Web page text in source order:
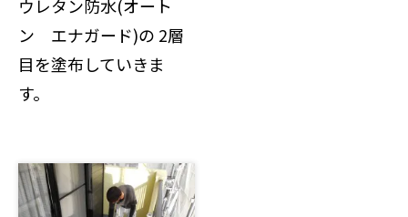
ウレタン防水(オート
ン エナガード)の 2層
目を塗布していきま
す。